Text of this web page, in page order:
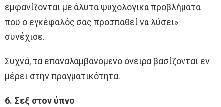
εμφανίζονται με άλυτα ψυχολογικά προβλήματα
που ο εγκέφαλός σας προσπαθεί να λύσει»
συνέχισε.
Συχνά, τα επαναλαμβανόμενο όνειρα βασίζονται εν
μέρει στην πραγματικότητα.
6. Σεξ στον ύπνο